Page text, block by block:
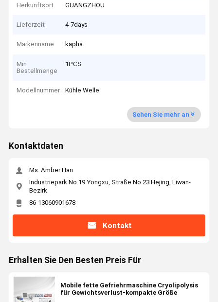
Herkunftsort GUANGZHOU
Lieferzeit 4-7days
Markenname kapha
Min
Bestellmenge
1PCS
Modellnummer Kühle Welle
Sehen Sie mehr an
Kontaktdaten
Ms. Amber Han
Industriepark No.19 Yongxu, Straße No.23 Hejing, Liwan-
Bezirk
86-13060901678
Kontakt
Erhalten Sie Den Besten Preis Für
Mobile fette Gefriehrmaschine Cryolipolysis
für Gewichtsverlust-kompakte Größe